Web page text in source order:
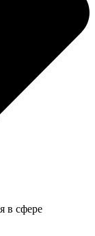
в сфере